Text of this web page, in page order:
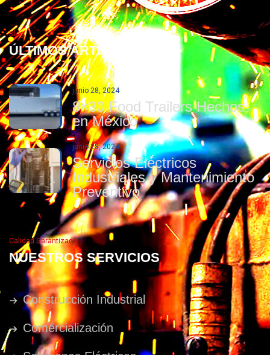
Blog
ÚLTIMOS ARTÍCULOS
junio 28, 2024
8×30 Food Trailers Hechos
en México
junio 28, 2024
Servicios Eléctricos
Industriales y Mantenimiento
Preventivo
Calidad Garantizada
NUESTROS SERVICIOS
Construcción Industrial
Comercialización